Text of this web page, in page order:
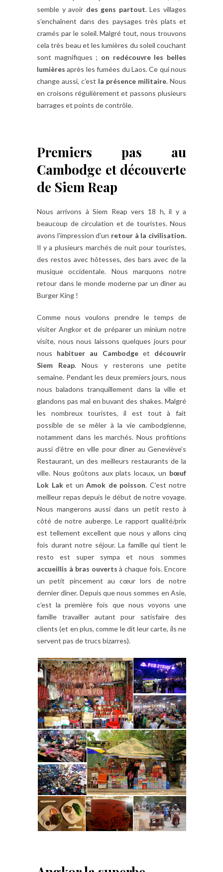
semble y avoir des gens partout. Les villages
s’enchaînent dans des paysages très plats et
cramés par le soleil. Malgré tout, nous trouvons
cela très beau et les lumières du soleil couchant
sont magnifiques ; on redécouvre les belles
lumièresaprès les fumées du Laos. Ce qui nous
change aussi, c’est la présence militaire. Nous
en croisons régulièrement et passons plusieurs
barrages et points de contrôle.
Premiers pas au
Cambodge et découverte
de Siem Reap
Nous arrivons à Siem Reap vers 18 h, il y a
beaucoup de circulation et de touristes. Nous
avons l’impression d’un retour à la civilisation.
Il y a plusieurs marchés de nuit pour touristes,
des restos avec hôtesses, des bars avec de la
musique occidentale. Nous marquons notre
retour dans le monde moderne par un dîner au
Burger King !
Comme nous voulons prendre le temps de
visiter Angkor et de préparer un minium notre
visite, nous nous laissons quelques jours pour
nous habituer au Cambodgeet découvrir
Siem Reap. Nous y resterons une petite
semaine. Pendant les deux premiers jours, nous
nous baladons tranquillement dans la ville et
glandons pas mal en buvant des shakes. Malgré
les nombreux touristes, il est tout à fait
possible de se mêler à la vie cambodgienne,
notamment dans les marchés. Nous profitions
aussi d’être en ville pour dîner au Geneviève’s
Restaurant, un des meilleurs restaurants de la
ville. Nous goûtons aux plats locaux, un bœuf
Lok Laket un Amok de poisson. C’est notre
meilleur repas depuis le début de notre voyage.
Nous mangerons aussi dans un petit resto à
côté de notre auberge. Le rapport qualité/prix
est tellement excellent que nous y allons cinq
fois durant notre séjour. La famille qui tient le
resto est super sympa et nous sommes
accueillis à bras ouverts à chaque fois. Encore
un petit pincement au cœur lors de notre
dernier dîner. Depuis que nous sommes en Asie,
c’est la première fois que nous voyons une
famille travailler autant pour satisfaire des
clients (et en plus, comme le dit leur carte, ils ne
servent pas de trucs bizarres).